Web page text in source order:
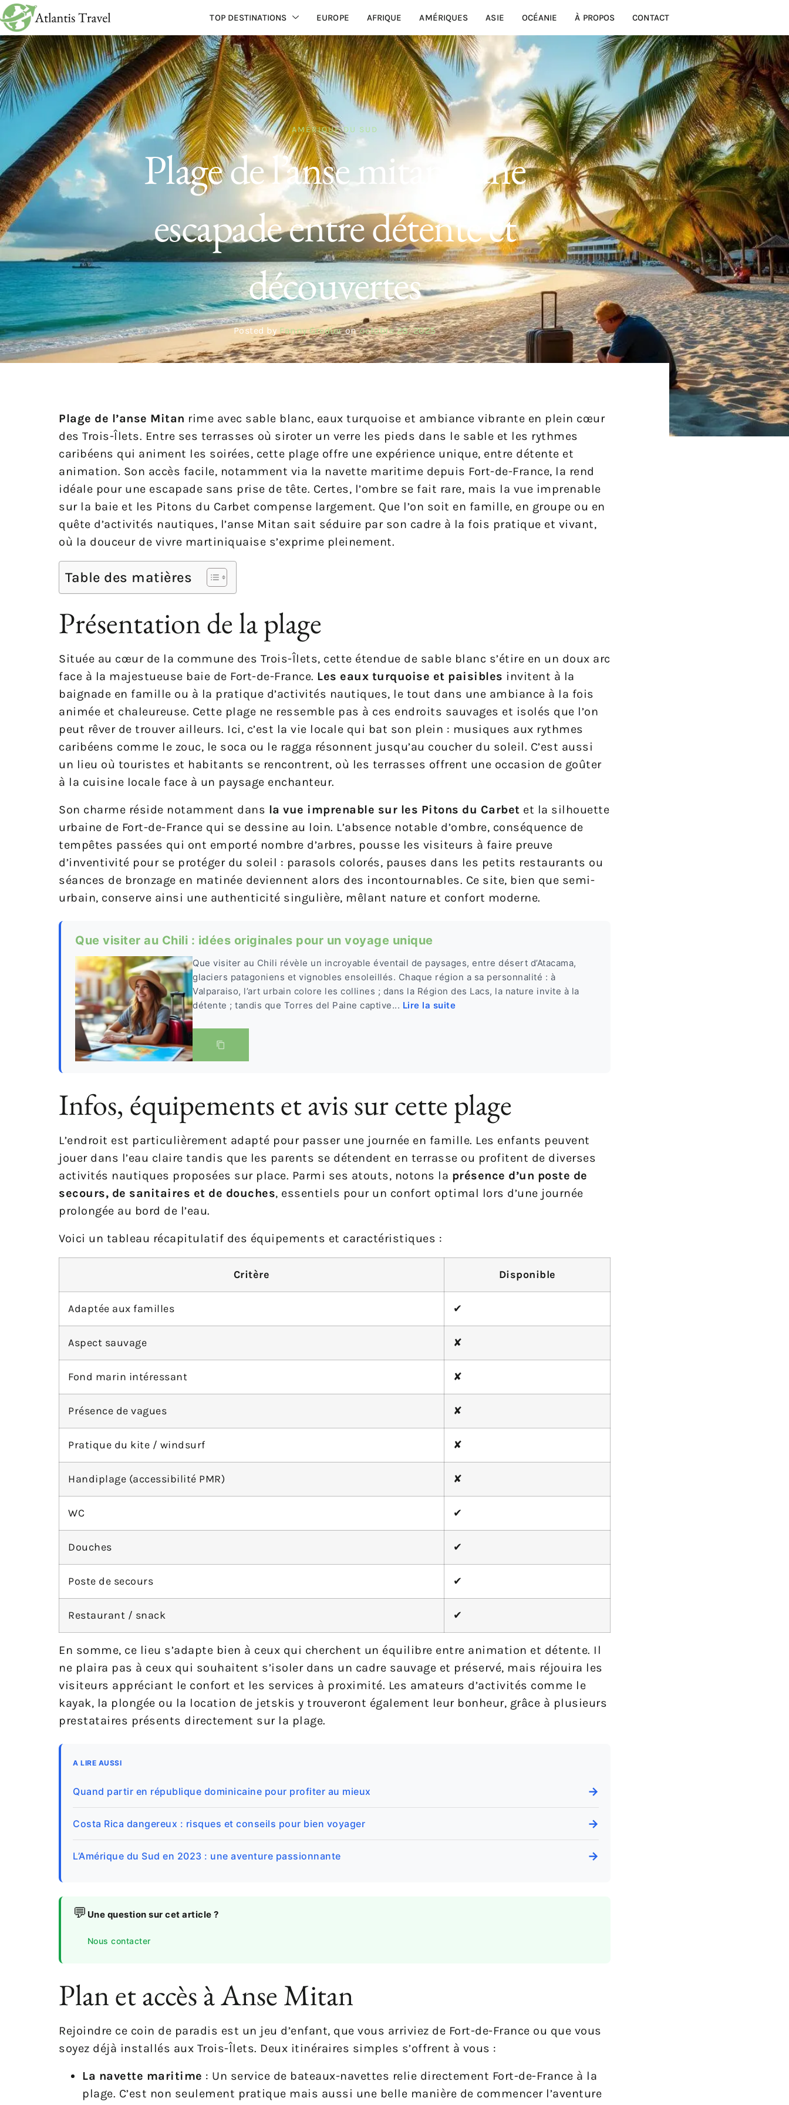
TOP DESTINATIONS EUROPE AFRIQUE AMÉRIQUES ASIE OCÉANIE À PROPOS CONTACT
AMÉRIQUE DU SUD
Plage de l’anse mitan : une
escapade entre détente et
découvertes
Posted by Fanny Gredier on octobre 28, 2025
Plage de l’anse Mitan rime avec sable blanc, eaux turquoise et ambiance vibrante en plein cœur
des Trois-Îlets. Entre ses terrasses où siroter un verre les pieds dans le sable et les rythmes
caribéens qui animent les soirées, cette plage offre une expérience unique, entre détente et
animation. Son accès facile, notamment via la navette maritime depuis Fort-de-France, la rend
idéale pour une escapade sans prise de tête. Certes, l’ombre se fait rare, mais la vue imprenable
sur la baie et les Pitons du Carbet compense largement. Que l’on soit en famille, en groupe ou en
quête d’activités nautiques, l’anse Mitan sait séduire par son cadre à la fois pratique et vivant,
où la douceur de vivre martiniquaise s’exprime pleinement.
Table des matières
Présentation de la plage
Située au cœur de la commune des Trois-Îlets, cette étendue de sable blanc s’étire en un doux arc
face à la majestueuse baie de Fort-de-France. Les eaux turquoise et paisibles invitent à la
baignade en famille ou à la pratique d’activités nautiques, le tout dans une ambiance à la fois
animée et chaleureuse. Cette plage ne ressemble pas à ces endroits sauvages et isolés que l’on
peut rêver de trouver ailleurs. Ici, c’est la vie locale qui bat son plein : musiques aux rythmes
caribéens comme le zouc, le soca ou le ragga résonnent jusqu’au coucher du soleil. C’est aussi
un lieu où touristes et habitants se rencontrent, où les terrasses offrent une occasion de goûter
à la cuisine locale face à un paysage enchanteur.
Son charme réside notamment dans la vue imprenable sur les Pitons du Carbet et la silhouette
urbaine de Fort-de-France qui se dessine au loin. L’absence notable d’ombre, conséquence de
tempêtes passées qui ont emporté nombre d’arbres, pousse les visiteurs à faire preuve
d’inventivité pour se protéger du soleil : parasols colorés, pauses dans les petits restaurants ou
séances de bronzage en matinée deviennent alors des incontournables. Ce site, bien que semi-
urbain, conserve ainsi une authenticité singulière, mêlant nature et confort moderne.
Que visiter au Chili : idées originales pour un voyage unique
Que visiter au Chili révèle un incroyable éventail de paysages, entre désert d’Atacama,
glaciers patagoniens et vignobles ensoleillés. Chaque région a sa personnalité : à
Valparaiso, l’art urbain colore les collines ; dans la Région des Lacs, la nature invite à la
détente ; tandis que Torres del Paine captive... Lire la suite
Infos, équipements et avis sur cette plage
L’endroit est particulièrement adapté pour passer une journée en famille. Les enfants peuvent
jouer dans l’eau claire tandis que les parents se détendent en terrasse ou profitent de diverses
activités nautiques proposées sur place. Parmi ses atouts, notons la présence d’un poste de
secours, de sanitaires et de douches, essentiels pour un confort optimal lors d’une journée
prolongée au bord de l’eau.
Voici un tableau récapitulatif des équipements et caractéristiques :
Critère Disponible
Adaptée aux familles ✔
Aspect sauvage ✘
Fond marin intéressant ✘
Présence de vagues ✘
Pratique du kite / windsurf ✘
Handiplage (accessibilité PMR) ✘
WC ✔
Douches ✔
Poste de secours ✔
Restaurant / snack ✔
En somme, ce lieu s’adapte bien à ceux qui cherchent un équilibre entre animation et détente. Il
ne plaira pas à ceux qui souhaitent s’isoler dans un cadre sauvage et préservé, mais réjouira les
visiteurs appréciant le confort et les services à proximité. Les amateurs d’activités comme le
kayak, la plongée ou la location de jetskis y trouveront également leur bonheur, grâce à plusieurs
prestataires présents directement sur la plage.
A LIRE AUSSI
Quand partir en république dominicaine pour profiter au mieux →
Costa Rica dangereux : risques et conseils pour bien voyager →
L’Amérique du Sud en 2023 : une aventure passionnante →
💬 Une question sur cet article ?
Nous contacter
Plan et accès à Anse Mitan
Rejoindre ce coin de paradis est un jeu d’enfant, que vous arriviez de Fort-de-France ou que vous
soyez déjà installés aux Trois-Îlets. Deux itinéraires simples s’offrent à vous :
La navette maritime : Un service de bateaux-navettes relie directement Fort-de-France à la
plage. C’est non seulement pratique mais aussi une belle manière de commencer l’aventure